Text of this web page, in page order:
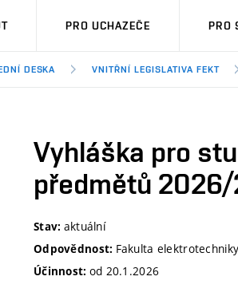
PRO UCHAZEČE PRO
DESKA VNITŘNÍ LEGISLATIVA FEKT
Vyhláška pro
předmětů 2026/
Stav: aktuální
Odpovědnost: Fakulta
Účinnost: od 20.1.2026